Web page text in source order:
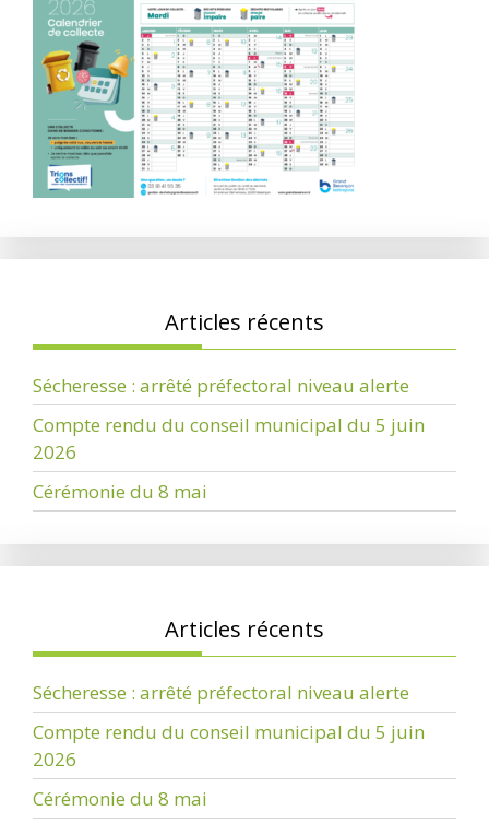
Articles récents
Sécheresse : arrêté préfectoral niveau alerte
Compte rendu du conseil municipal du 5 juin
2026
Cérémonie du 8 mai
Articles récents
Sécheresse : arrêté préfectoral niveau alerte
Compte rendu du conseil municipal du 5 juin
2026
Cérémonie du 8 mai